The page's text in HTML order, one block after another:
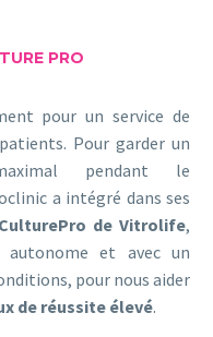
PRO
pour un service de
Pour garder un
pendant le
a intégré dans ses
CulturePro de Vitrolife,
autonome et avec un
pour nous aider
de réussite élevé.